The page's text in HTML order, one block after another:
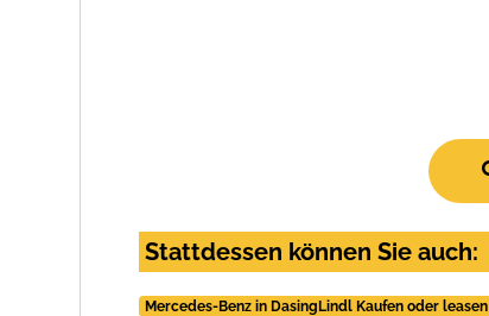
Stattdessen können Sie auch:
Mercedes-Benz in DasingLindl Kaufen oder leasen